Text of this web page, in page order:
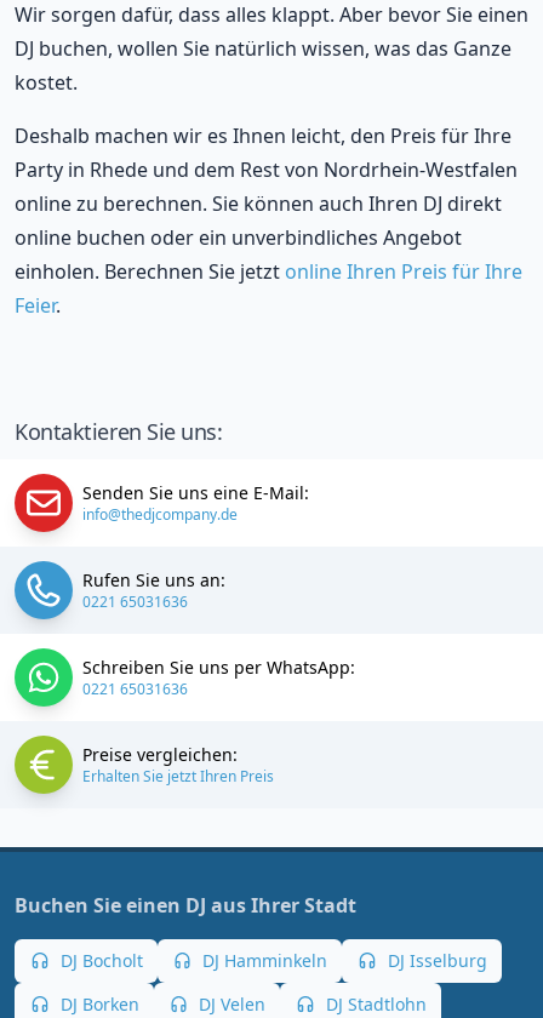
Wir sorgen dafür, dass alles klappt. Aber bevor Sie einen
DJ buchen, wollen Sie natürlich wissen, was das Ganze
kostet.
Deshalb machen wir es Ihnen leicht, den Preis für Ihre
Party in Rhede und dem Rest von Nordrhein-Westfalen
online zu berechnen. Sie können auch Ihren DJ direkt
online buchen oder ein unverbindliches Angebot
einholen. Berechnen Sie jetzt online Ihren Preis für Ihre
Feier.
Kontaktieren Sie uns:
Senden Sie uns eine E-Mail:
info@thedjcompany.de
Rufen Sie uns an:
0221 65031636
Schreiben Sie uns per WhatsApp:
0221 65031636
Preise vergleichen:
Erhalten Sie jetzt Ihren Preis
Buchen Sie einen DJ aus Ihrer Stadt
DJ Bocholt DJ Hamminkeln
DJ Isselburg
DJ Borken
DJ Velen
DJ Stadtlohn